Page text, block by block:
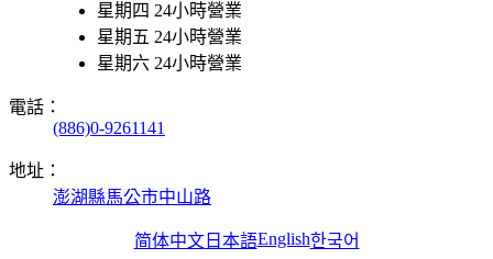
星期四 24小時營業
星期五 24小時營業
星期六 24小時營業
電話：
(886)0-9261141
地址：
澎湖縣馬公市中山路
简体中文日本語English한국어